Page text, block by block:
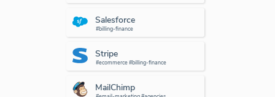
Salesforce
#billing-finance
Stripe
#ecommerce #billing-finance
MailChimp